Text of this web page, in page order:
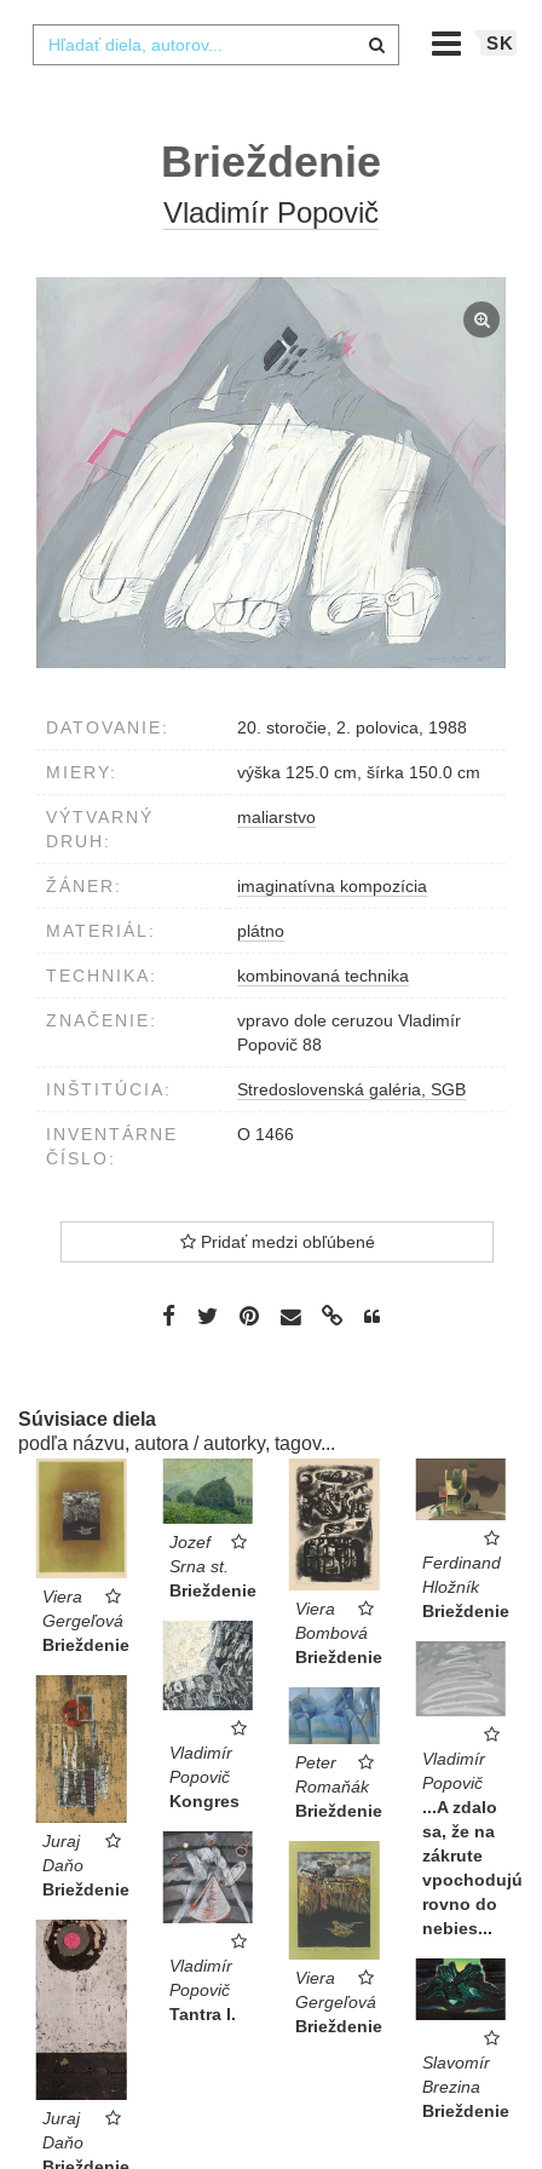
SK
Brieždenie
Vladimír Popovič
DATOVANIE: 20. storočie, 2. polovica, 1988
MIERY: výška 125.0 cm, šírka 150.0 cm
VÝTVARNÝ
DRUH:
maliarstvo
ŽÁNER: imaginatívna kompozícia
MATERIÁL: plátno
TECHNIKA: kombinovaná technika
ZNAČENIE:
vpravo dole ceruzou Vladimír
Popovič 88
INŠTITÚCIA: Stredoslovenská galéria, SGB
INVENTÁRNE
ČÍSLO:
O 1466
Pridať medzi obľúbené
Súvisiace diela
podľa názvu, autora / autorky, tagov...
Viera
Gergeľová
Brieždenie
Jozef
Srna st.
Brieždenie
Viera
Bombová
Brieždenie
Ferdinand
Hložník
Brieždenie
Vladimír
Popovič
Kongres
Vladimír
Popovič
...A zdalo
sa, že na
zákrute
vpochodujú
rovno do
nebies...
Juraj
Daňo
Brieždenie
Peter
Romaňák
Brieždenie
Vladimír
Popovič
Tantra I.
Viera
Gergeľová
Brieždenie
Juraj
Daňo
Slavomír
Brezina
Brieždenie